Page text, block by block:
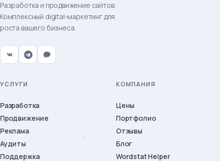
Разработка и продвижение сайтов.
Комплексный digital-маркетинг для
роста вашего бизнеса.
УСЛУГИ
Разработка
Продвижение
Реклама
Аудиты
Поддержка
КОМПАНИЯ
Цены
Портфолио
Отзывы
Блог
Wordstat Helper